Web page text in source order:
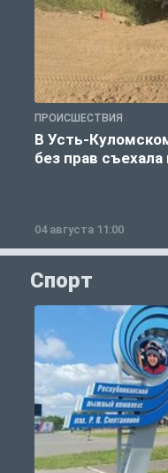
ПРОИСШЕСТВИЯ
В Усть-
без прав
04 августа 11:00
Спорт